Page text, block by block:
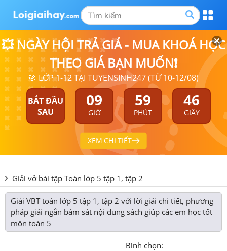
💥 NGÀY HỘI TRẢ GIÁ - MUA KHOÁ HỌC
THEO GIÁ BẠN MUỐN❗
🎯 LỚP 1-12 TẠI TUYENSINH247 (TỪ 10-12/08)
BẮT ĐẦU
SAU
09
GIỜ
59
PHÚT
45
GIÂY
XEM CHI TIẾT
Giải vở bài tập Toán lớp 5 tập 1, tập 2
Giải VBT toán lớp 5 tập 1, tập 2 với lời giải chi tiết, phương
pháp giải ngắn bám sát nội dung sách giúp các em học tốt
môn toán 5
Bình chọn: